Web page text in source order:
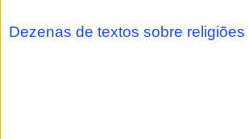
Dezenas de textos sobre religiões